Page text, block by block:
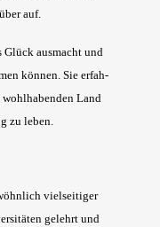
auf.
Glück aus­macht und
kön­nen. Sie erfah­
Land
zu leben.
viel­sei­ti­ger
gelehrt und